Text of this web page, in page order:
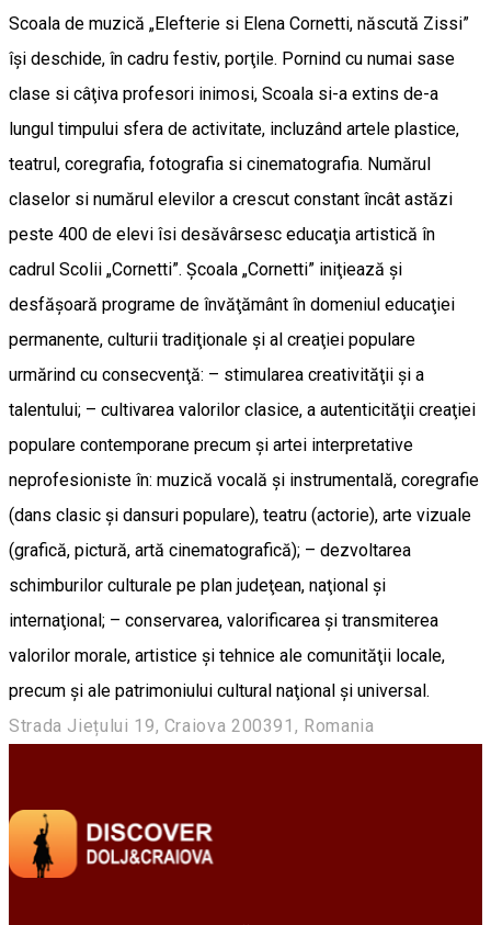
Scoala de muzică „Elefterie si Elena Cornetti, născută Zissi”
îşi deschide, în cadru festiv, porţile. Pornind cu numai sase
clase si câţiva profesori inimosi, Scoala si-a extins de-a
lungul timpului sfera de activitate, incluzând artele plastice,
teatrul, coregrafia, fotografia si cinematografia. Numărul
claselor si numărul elevilor a crescut constant încât astăzi
peste 400 de elevi îsi desăvârsesc educaţia artistică în
cadrul Scolii „Cornetti”. Şcoala „Cornetti” iniţiează şi
desfăşoară programe de învăţământ în domeniul educaţiei
permanente, culturii tradiţionale şi al creaţiei populare
urmărind cu consecvenţă: – stimularea creativităţii şi a
talentului; – cultivarea valorilor clasice, a autenticităţii creaţiei
populare contemporane precum şi artei interpretative
neprofesioniste în: muzică vocală şi instrumentală, coregrafie
(dans clasic şi dansuri populare), teatru (actorie), arte vizuale
(grafică, pictură, artă cinematografică); – dezvoltarea
schimburilor culturale pe plan judeţean, naţional şi
internaţional; – conservarea, valorificarea şi transmiterea
valorilor morale, artistice şi tehnice ale comunităţii locale,
precum şi ale patrimoniului cultural naţional şi universal.
Strada Jiețului 19, Craiova 200391, Romania